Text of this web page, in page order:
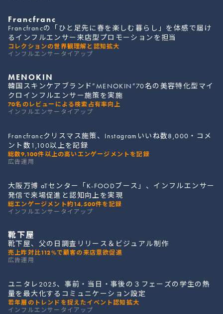
Francfranc
Francfrancの「ひと足先に春を楽しむ暮らし」を体感で届け
るインフルエンサー来店型プロモーションを担当
コレクションの世界観理解と認知拡大
インフルエンサータイアップ
MENOKIN
韓国スキンケアブランド”MENOKIN”70名の美容特化型マイ
クロインフルエンサー施策を実施
70名のレビューによる検索占有率向上
インフルエンサータイアップ
Francfrancクリスマス施策、Instagramいいね数8,000・コメ
ント数1,100以上を記録
総数9,100件以上の高いエンゲージメントを記録
広告運用
大阪万博 aTセンター「K-FOODブース」、インフルエンサー
発信で来場促進と認知向上を実現
総エンゲージメント約14,500件を記録
インフルエンサータイアップ
靴下屋
靴下屋、父の日調査リリース＆ビジュアル制作
売上昨対比112%で顧客の来店意欲促進
広告運用
ユニタレ2025、事前・当日・事後の３フェーズの学生の熱
量を最大化するコミュニケーション設定
若年層のトレンドを捉えたイベント認知拡大
インフルエンサータイアップ